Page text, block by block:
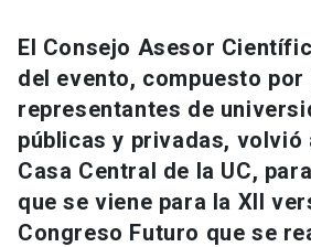
Universidad
Información para keyboard_arrow_down
Futuros estudiantes
Estudiantes
Go to english site launch
ACCESOS DIRECTOS
El Consejo Asesor
del evento, compuesto por
representantes de
públicas y privadas, volvió
Casa Central de la UC,
que se viene para la XII
Congreso Futuro que se